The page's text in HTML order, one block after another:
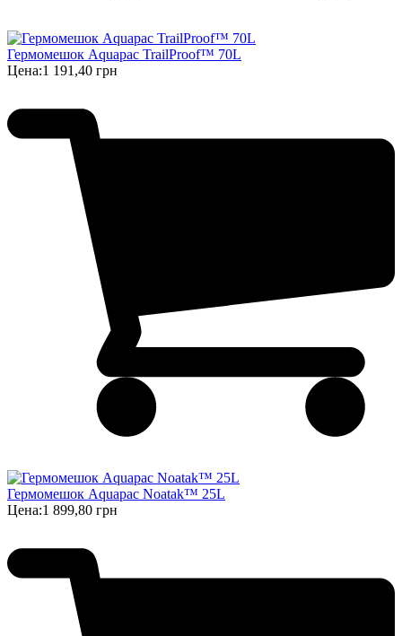
Гермомешок Aquapac TrailProof™ 70L
Цена:1 191,40 грн
Гермомешок Aquapac Noatak™ 25L
Цена:1 899,80 грн